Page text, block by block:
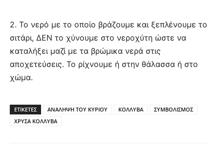
2. Το νερό με το οποίο βράζουμε και ξεπλένουμε το
σιτάρι, ΔΕΝ το χύνουμε στο νεροχύτη ώστε να
καταλήξει μαζί με τα βρώμικα νερά στις
αποχετεύσεις. Το ρίχνουμε ή στην θάλασσα ή στο
χώμα.
ΕΤΙΚΕΤΕΣ ΑΝΑΛΗΨΗ ΤΟΥ ΚΥΡΙΟΥ ΚΟΛΛΥΒΑ
ΣΥΜΒΟΛΙΣΜΟΣ
ΧΡΥΣΑ ΚΟΛΛΥΒΑ